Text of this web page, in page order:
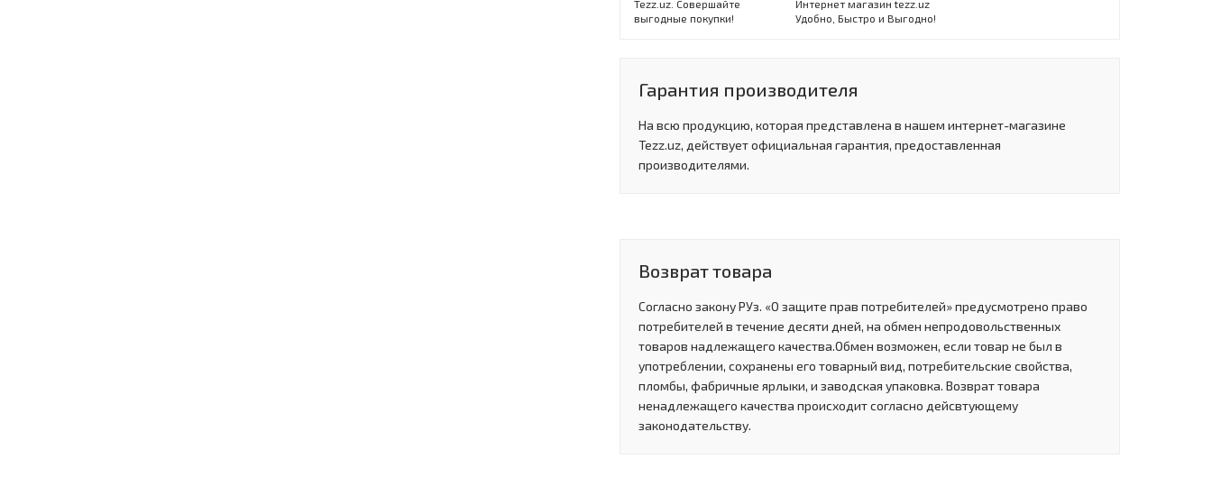
Tezz.uz. Совершайте
выгодные покупки!
Интернет магазин tezz.uz
Удобно, Быстро и Выгодно!
Гарантия производителя
На всю продукцию, которая представлена в нашем интернет-магазине
Tezz.uz, действует официальная гарантия, предоставленная
производителями.
Возврат товара
Согласно закону РУз. «О защите прав потребителей» предусмотрено право
потребителей в течение десяти дней, на обмен непродовольственных
товаров надлежащего качества.Обмен возможен, если товар не был в
употреблении, сохранены его товарный вид, потребительские свойства,
пломбы, фабричные ярлыки, и заводская упаковка. Возврат товара
ненадлежащего качества происходит согласно дейсвтующему
законодательству.